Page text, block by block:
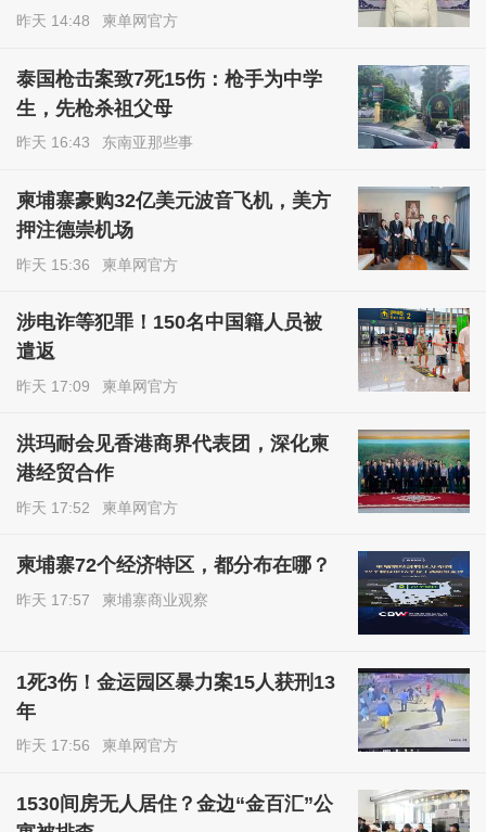
昨天 14:48 柬单网官方
泰国枪击案致7死15伤：枪手为中学
生，先枪杀祖父母
昨天 16:43 东南亚那些事
柬埔寨豪购32亿美元波音飞机，美方
押注德崇机场
昨天 15:36 柬单网官方
涉电诈等犯罪！150名中国籍人员被
遣返
昨天 17:09 柬单网官方
洪玛耐会见香港商界代表团，深化柬
港经贸合作
昨天 17:52 柬单网官方
柬埔寨72个经济特区，都分布在哪？
昨天 17:57 柬埔寨商业观察
1死3伤！金运园区暴力案15人获刑13
年
昨天 17:56 柬单网官方
1530间房无人居住？金边“金百汇”公